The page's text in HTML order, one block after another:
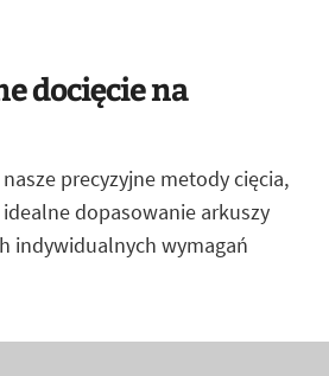
docięcie na
precyzyjne metody cięcia,
dopasowanie arkuszy
indywidualnych wymagań